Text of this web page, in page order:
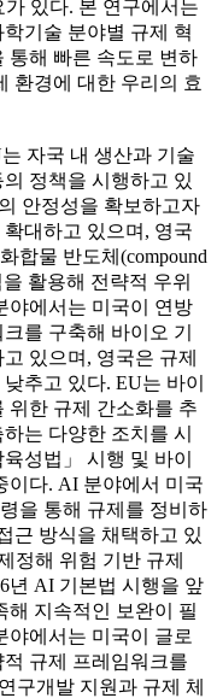
있다. 본 연구에서는
기술 분야별 규제 혁
통해 빠른 속도로 변하
환경에 대한 우리의 효
자국 내 생산과 기술
정책을 시행하고 있
안정성을 확보하고자
대하고 있으며, 영국
합물 반도체(compound
활용해 전략적 우위
야에서는 미국이 연방
를 구축해 바이오 기
있으며, 영국은 규제
추고 있다. EU는 바이
위한 규제 간소화를 추
는 다양한 조치를 시
성법」 시행 및 바이
이다. AI 분야에서 미국
을 통해 규제를 정비하
근 방식을 채택하고 있
정해 위험 기반 규제
년 AI 기본법 시행을 앞
해 지속적인 보완이 필
야에서는 미국이 글로
규제 프레임워크를
구개발 지원과 규제 체